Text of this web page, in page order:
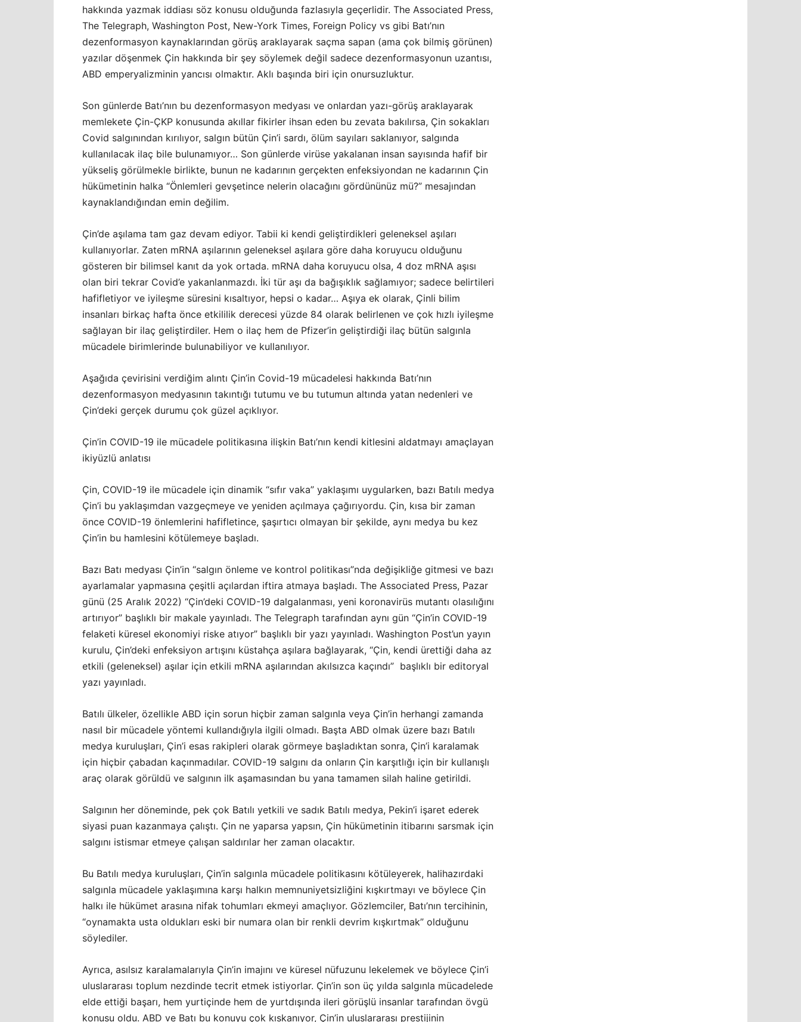
hakkında yazmak iddiası söz konusu olduğunda fazlasıyla geçerlidir. The Associated Press,
The Telegraph, Washington Post, New-York Times, Foreign Policy vs gibi Batı’nın
dezenformasyon kaynaklarından görüş araklayarak saçma sapan (ama çok bilmiş görünen)
yazılar döşenmek Çin hakkında bir şey söylemek değil sadece dezenformasyonun uzantısı,
ABD emperyalizminin yancısı olmaktır. Aklı başında biri için onursuzluktur.
Son günlerde Batı’nın bu dezenformasyon medyası ve onlardan yazı-görüş araklayarak
memlekete Çin-ÇKP konusunda akıllar fikirler ihsan eden bu zevata bakılırsa, Çin sokakları
Covid salgınından kırılıyor, salgın bütün Çin’i sardı, ölüm sayıları saklanıyor, salgında
kullanılacak ilaç bile bulunamıyor… Son günlerde virüse yakalanan insan sayısında hafif bir
yükseliş görülmekle birlikte, bunun ne kadarının gerçekten enfeksiyondan ne kadarının Çin
hükümetinin halka “Önlemleri gevşetince nelerin olacağını gördününüz mü?” mesajından
kaynaklandığından emin değilim.
Çin’de aşılama tam gaz devam ediyor. Tabii ki kendi geliştirdikleri geleneksel aşıları
kullanıyorlar. Zaten mRNA aşılarının geleneksel aşılara göre daha koruyucu olduğunu
gösteren bir bilimsel kanıt da yok ortada. mRNA daha koruyucu olsa, 4 doz mRNA aşısı
olan biri tekrar Covid’e yakanlanmazdı. İki tür aşı da bağışıklık sağlamıyor; sadece belirtileri
hafifletiyor ve iyileşme süresini kısaltıyor, hepsi o kadar… Aşıya ek olarak, Çinli bilim
insanları birkaç hafta önce etkililik derecesi yüzde 84 olarak belirlenen ve çok hızlı iyileşme
sağlayan bir ilaç geliştirdiler. Hem o ilaç hem de Pfizer’in geliştirdiği ilaç bütün salgınla
mücadele birimlerinde bulunabiliyor ve kullanılıyor.
Aşağıda çevirisini verdiğim alıntı Çin’in Covid-19 mücadelesi hakkında Batı’nın
dezenformasyon medyasının takıntığı tutumu ve bu tutumun altında yatan nedenleri ve
Çin’deki gerçek durumu çok güzel açıklıyor.
Çin’in COVID-19 ile mücadele politikasına ilişkin Batı’nın kendi kitlesini aldatmayı amaçlayan
ikiyüzlü anlatısı
Çin, COVID-19 ile mücadele için dinamik “sıfır vaka” yaklaşımı uygularken, bazı Batılı medya
Çin’i bu yaklaşımdan vazgeçmeye ve yeniden açılmaya çağırıyordu. Çin, kısa bir zaman
önce COVID-19 önlemlerini hafifletince, şaşırtıcı olmayan bir şekilde, aynı medya bu kez
Çin’in bu hamlesini kötülemeye başladı.
Bazı Batı medyası Çin’in “salgın önleme ve kontrol politikası”nda değişikliğe gitmesi ve bazı
ayarlamalar yapmasına çeşitli açılardan iftira atmaya başladı. The Associated Press, Pazar
günü (25 Aralık 2022) “Çin’deki COVID-19 dalgalanması, yeni koronavirüs mutantı olasılığını
artırıyor” başlıklı bir makale yayınladı. The Telegraph tarafından aynı gün “Çin’in COVID-19
felaketi küresel ekonomiyi riske atıyor” başlıklı bir yazı yayınladı. Washington Post’un yayın
kurulu, Çin’deki enfeksiyon artışını küstahça aşılara bağlayarak, “Çin, kendi ürettiği daha az
etkili (geleneksel) aşılar için etkili mRNA aşılarından akılsızca kaçındı” başlıklı bir editoryal
yazı yayınladı.
Batılı ülkeler, özellikle ABD için sorun hiçbir zaman salgınla veya Çin’in herhangi zamanda
nasıl bir mücadele yöntemi kullandığıyla ilgili olmadı. Başta ABD olmak üzere bazı Batılı
medya kuruluşları, Çin’i esas rakipleri olarak görmeye başladıktan sonra, Çin’i karalamak
için hiçbir çabadan kaçınmadılar. COVID-19 salgını da onların Çin karşıtlığı için bir kullanışlı
araç olarak görüldü ve salgının ilk aşamasından bu yana tamamen silah haline getirildi.
Salgının her döneminde, pek çok Batılı yetkili ve sadık Batılı medya, Pekin’i işaret ederek
siyasi puan kazanmaya çalıştı. Çin ne yaparsa yapsın, Çin hükümetinin itibarını sarsmak için
salgını istismar etmeye çalışan saldırılar her zaman olacaktır.
Bu Batılı medya kuruluşları, Çin’in salgınla mücadele politikasını kötüleyerek, halihazırdaki
salgınla mücadele yaklaşımına karşı halkın memnuniyetsizliğini kışkırtmayı ve böylece Çin
halkı ile hükümet arasına nifak tohumları ekmeyi amaçlıyor. Gözlemciler, Batı’nın tercihinin,
“oynamakta usta oldukları eski bir numara olan bir renkli devrim kışkırtmak” olduğunu
söylediler.
Ayrıca, asılsız karalamalarıyla Çin’in imajını ve küresel nüfuzunu lekelemek ve böylece Çin’i
uluslararası toplum nezdinde tecrit etmek istiyorlar. Çin’in son üç yılda salgınla mücadelede
elde ettiği başarı, hem yurtiçinde hem de yurtdışında ileri görüşlü insanlar tarafından övgü
konusu oldu. ABD ve Batı bu konuyu çok kıskanıyor, Çin’in uluslararası prestijinin